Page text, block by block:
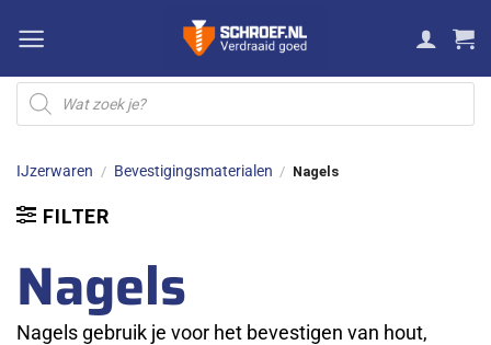
naar
inhoud
Producten
zoeken
IJzerwaren / Bevestigingsmaterialen / Nagels
FILTER
Nagels
Nagels gebruik je voor het bevestigen van hout,